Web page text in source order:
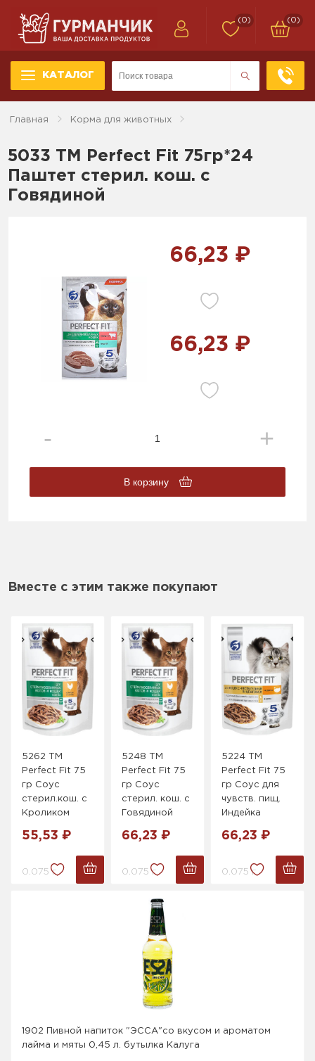
КАТАЛОГ
(0) (0)
Главная Корма для животных
5033 ТМ Perfect Fit 75гр*24
Паштет стерил. кош. с
Говядиной
66,23 ₽
66,23 ₽
В корзину
Вместе с этим также покупают
5262 ТМ
Perfect Fit 75
гр Соус
стерил.кош. с
Кроликом
55,53 ₽
0.075 г.
5248 ТМ
Perfect Fit 75
гр Соус
стерил. кош. с
Говядиной
66,23 ₽
0.075 г.
5224 ТМ
Perfect Fit 75
гр Соус для
чувств. пищ.
Индейка
66,23 ₽
0.075 г.
1902 Пивной напиток "ЭССА"со вкусом и ароматом
лайма и мяты 0,45 л. бутылка Калуга